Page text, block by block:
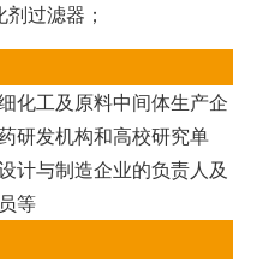
过滤器；
化工及原料中间体生产企
研发机构和高校研究单
计与制造企业的负责人及
等